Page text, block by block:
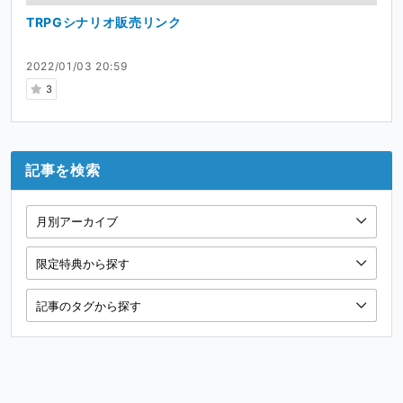
2022/01/03 20:59
3
TRPGシナリオ販売リンク
記事を検索